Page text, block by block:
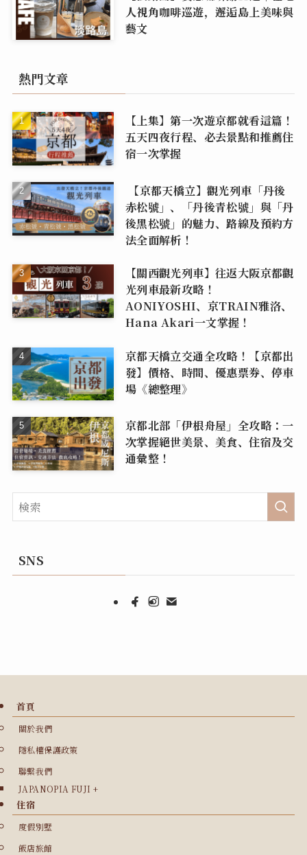
人視角咖啡巡遊，邂逅島上美味與
藝文
熱門文章
【上集】第一次遊京都就看這篇！
五天四夜行程、必去景點和推薦住
宿一次掌握
【京都天橋立】觀光列車「丹後
赤松號」、「丹後青松號」與「丹
後黑松號」的魅力、路線及預約方
法全面解析！
【關西觀光列車】往返大阪京都觀
光列車最新攻略！
AONIYOSHI、京TRAIN雅洛、
Hana Akari一文掌握！
京都天橋立交通全攻略！【京都出
發】價格、時間、優惠票券、停車
場《總整理》
京都北部「伊根舟屋」全攻略：一
次掌握絕世美景、美食、住宿及交
通彙整！
SNS
首頁
關於我們
隱私權保護政策
聯繫我們
JAPANOPIA FUJI +
住宿
度假別墅
飯店旅館